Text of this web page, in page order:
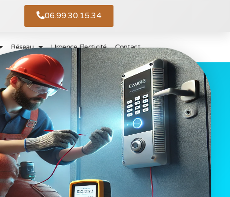
06.99.30.15.34
Réseau Urgence Electicité Contact